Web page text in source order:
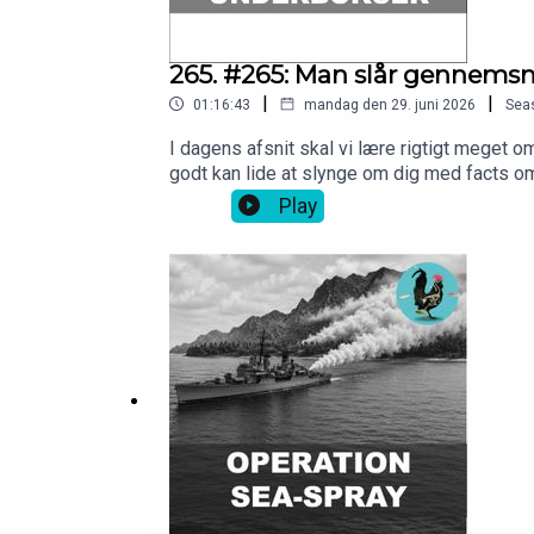
265. #265: Man slår
01:16:43 | mandag den 29. juni 2026 |
I dagens afsnit skal vi lære rigtigt meget
godt kan lide at slynge om dig med facts
live med os på Discord kan dustøtte os
bit.ly/vushop. Der er enhønsetrøje! Send
for disclaimer.Tak til Barometer-Bjarke for
faecal microbiota transplantation products
Bacteria Cells in the Bodyhttps://
gas production via flatushttps://
Play